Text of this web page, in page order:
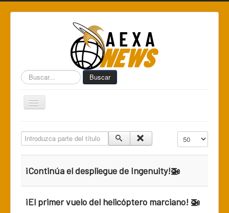
Buscar... Buscar
Toggle
Navigation
Centro de Informática AEXA
AEXA USA
Introduzca parte del título Cantidad a
¡Continúa el despliegue de Ingenuity!🚁
¡El primer vuelo del helicóptero marciano! 🚁